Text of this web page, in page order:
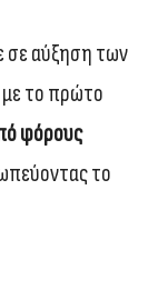
σε αύξηση των
το πρώτο
φόρους
το